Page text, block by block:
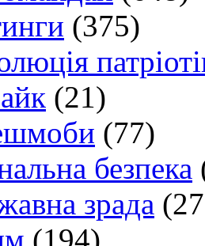
(375)
(21)
(77)
безпека
зрада
(194)